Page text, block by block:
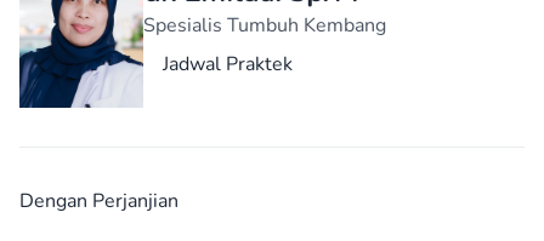
Spesialis Tumbuh Kembang
Jadwal Praktek
Dengan Perjanjian